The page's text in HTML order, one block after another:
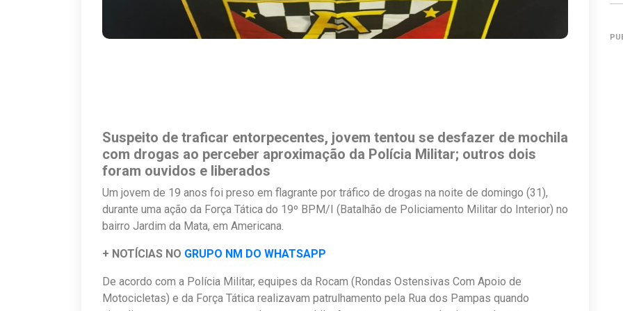
Suspeito de traficar entorpecentes, jovem tentou se desfazer de mochila
com drogas ao perceber aproximação da Polícia Militar; outros dois
foram ouvidos e liberados
Um jovem de 19 anos foi preso em flagrante por tráfico de drogas na noite de domingo (31),
durante uma ação da Força Tática do 19º BPM/I (Batalhão de Policiamento Militar do Interior) no
bairro Jardim da Mata, em Americana.
+ NOTÍCIAS NO GRUPO NM DO WHATSAPP
De acordo com a Polícia Militar, equipes da Rocam (Rondas Ostensivas Com Apoio de
Motocicletas) e da Força Tática realizavam patrulhamento pela Rua dos Pampas quando